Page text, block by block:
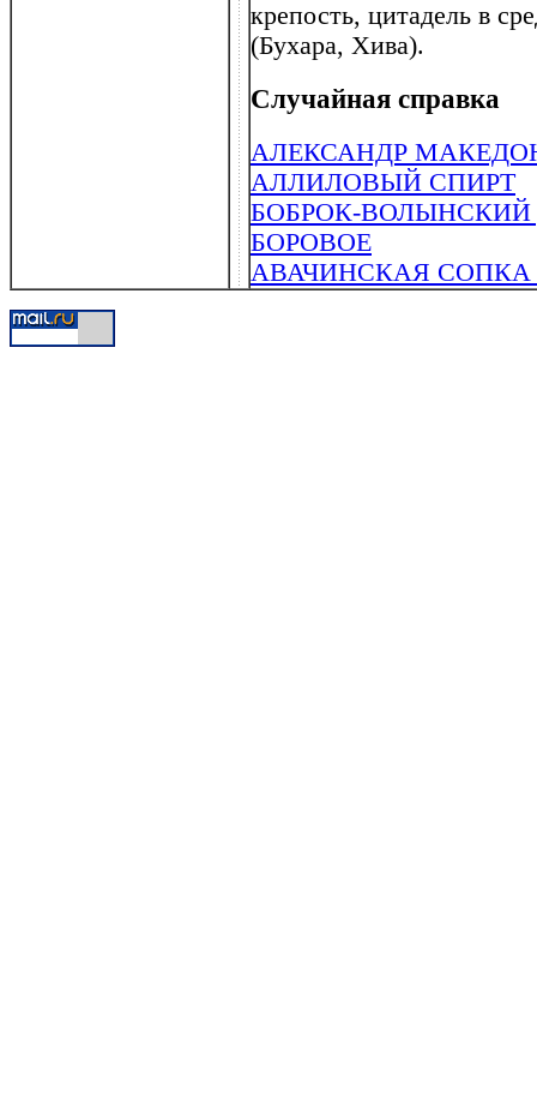
крепость, цитадель в
(Бухара, Хива).
Случайная справка
АЛЕКСАНДР
АЛЛИЛОВЫЙ СПИРТ
БОБРОК-ВОЛЫНСКИЙ
БОРОВОЕ
АВАЧИНСКАЯ СОПКА